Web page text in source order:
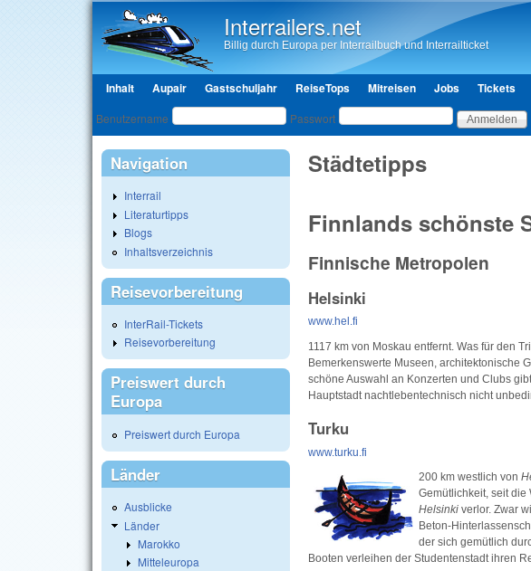
Interrailers.net
Billig durch Europa per Interrailbuch und Interrailticket
Hauptmenü
Inhalt Aupair Gastschuljahr ReiseTops Mitreisen Jobs Tickets
Benutzeranmeldung
Benutzername Passwort
Städtetipps
Finnlands schönste
Finnische Metropolen
Helsinki
www.hel.fi
1117 km von Moskau entfernt. Was für den
Bemerkenswerte Museen, architektonische
schöne Auswahl an Konzerten und Clubs
Hauptstadt nachtlebentechnisch nicht
Turku
www.turku.fi
200 km westlich von
Gemütlichkeit, seit die
Helsinki verlor. Zwar
Beton-
der sich gemütlich
Booten verleihen der Studentenstadt ihren
Navigation
Interrail
Literaturtipps
Blogs
Inhaltsverzeichnis
Reisevorbereitung
InterRail-Tickets
Reisevorbereitung
Preiswert durch
Europa
Preiswert durch Europa
Länder
Ausblicke
Länder
Marokko
Mitteleuropa